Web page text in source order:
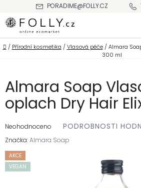
obsah
PORADIME@FOLLY.CZ
Domů
/ Přírodní kosmetika / Vlasová péče / Almara
300 ml
Almara Soap
oplach Dry Hair
hodnocení
je
0,0
z 5
hvězdiček.
Neohodnoceno PODROBNOSTI
Značka:Almara Soap
AKCE
VEGAN